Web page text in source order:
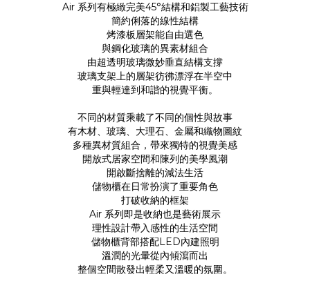
Air 系列有極緻完美45°結構和鋁製工藝技術
簡約俐落的線性結構
烤漆板層架能自由選色
與鋼化玻璃的異素材組合
由超透明玻璃微妙垂直結構支撐
玻璃支架上的層架彷彿漂浮在半空中
重與輕達到和諧的視覺平衡。
不同的材質乘載了不同的個性與故事
有木材、玻璃、大理石、金屬和織物圖紋
多種異材質組合，帶來獨特的視覺美感
開放式居家空間和陳列的美學風潮
開啟斷捨離的減法生活
儲物櫃在日常扮演了重要角色
打破收納的框架
Air 系列即是收納也是藝術展示
理性設計帶入感性的生活空間
儲物櫃背部搭配LED內建照明
溫潤的光暈從內傾瀉而出
整個空間散發出輕柔又溫暖的氛圍。